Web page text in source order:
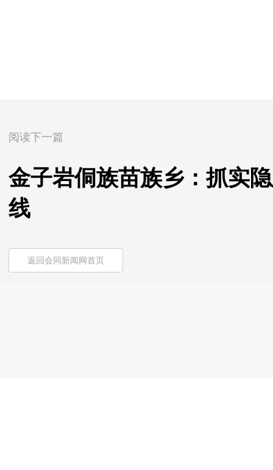
阅读下一篇
金子岩侗族苗族乡：抓实
线
返回会同新闻网首页